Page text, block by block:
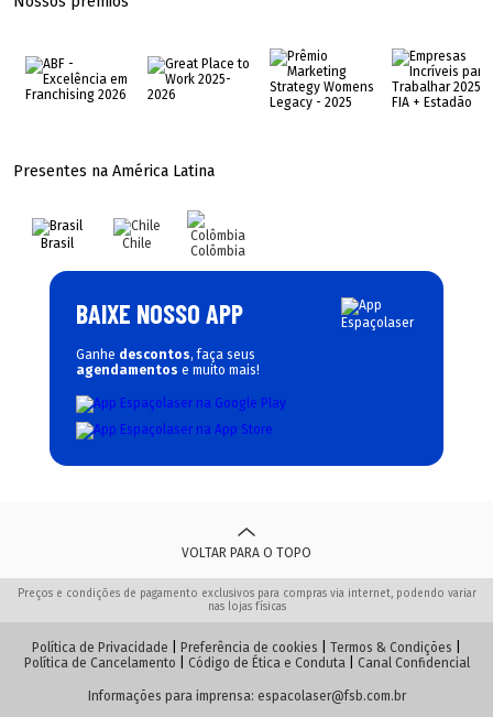
Presentes na América Latina
Brasil Chile Colômbia
BAIXE NOSSO APP
Ganhe descontos, faça seus
agendamentos e muito mais!
VOLTAR PARA O TOPO
Preços e condições de pagamento exclusivos para compras via internet, podendo variar
nas lojas físicas
Política de Privacidade Preferência de cookies Termos & Condições
Política de Cancelamento
Código de Ética e Conduta| Canal Confidencial
Informações para imprensa: espacolaser@fsb.com.br